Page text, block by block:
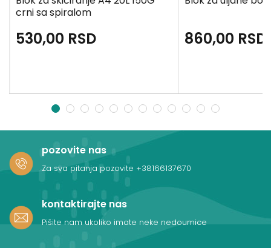
crni sa spiralom
530,00 RSD 860,00 RSD
1 2 3 4 5 6 7 8 9 10 11 12
pozovite nas
Za sva pitanja pozovite +38166137670
kontaktirajte nas
Pišite nam ukoliko imate neke nedoumice